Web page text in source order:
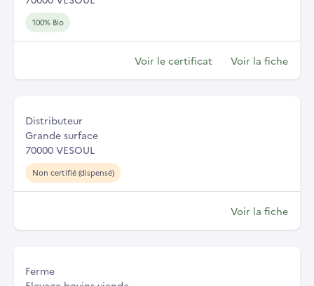
100% Bio
Voir le certificat Voir la fiche
Distributeur
Grande surface
70000 VESOUL
Non certifié (dispensé)
Voir la fiche
Ferme